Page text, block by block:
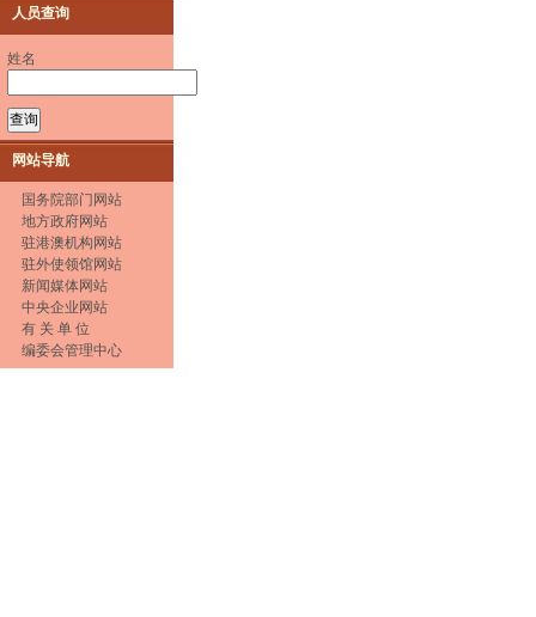
人员查询
姓名
网站导航
国务院部门网站
地方政府网站
驻港澳机构网站
驻外使领馆网站
新闻媒体网站
中央企业网站
有 关 单 位
编委会管理中心